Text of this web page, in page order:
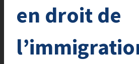
en droit de